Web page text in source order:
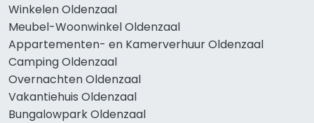
Winkelen Oldenzaal
Meubel-Woonwinkel Oldenzaal
Appartementen- en Kamerverhuur Oldenzaal
Camping Oldenzaal
Overnachten Oldenzaal
Vakantiehuis Oldenzaal
Bungalowpark Oldenzaal